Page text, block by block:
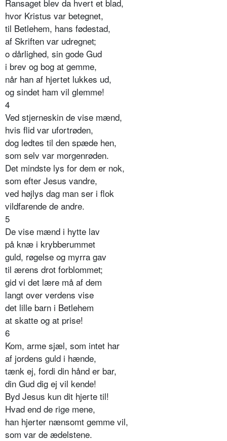
Ransaget blev da hvert et blad,
hvor Kristus var betegnet,
til Betlehem, hans fødestad,
af Skriften var udregnet;
o dårlighed, sin gode Gud
i brev og bog at gemme,
når han af hjertet lukkes ud,
og sindet ham vil glemme!
4
Ved stjerneskin de vise mænd,
hvis flid var ufortrøden,
dog ledtes til den spæde hen,
som selv var morgenrøden.
Det mindste lys for dem er nok,
som efter Jesus vandre,
ved højlys dag man ser i flok
vildfarende de andre.
5
De vise mænd i hytte lav
på knæ i krybberummet
guld, røgelse og myrra gav
til ærens drot forblommet;
gid vi det lære må af dem
langt over verdens vise
det lille barn i Betlehem
at skatte og at prise!
6
Kom, arme sjæl, som intet har
af jordens guld i hænde,
tænk ej, fordi din hånd er bar,
din Gud dig ej vil kende!
Byd Jesus kun dit hjerte til!
Hvad end de rige mene,
han hjerter nænsomt gemme vil,
som var de ædelstene.